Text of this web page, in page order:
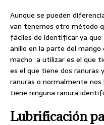
Aunque se pueden
van tenemos otro método
fáciles de identificar ya
anillo en la parte del
macho a utilizar es el que
es el que tiene dos
ranuras o normalmente
tiene ninguna ranura
Lubrificación